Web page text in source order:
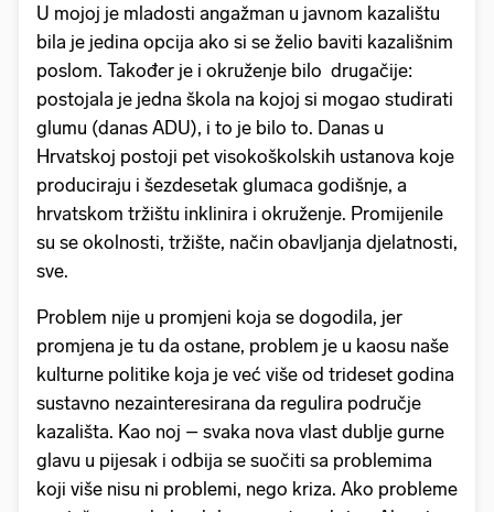
U mojoj je mladosti angažman u javnom kazalištu
bila je jedina opcija ako si se želio baviti kazališnim
poslom. Također je i okruženje bilo drugačije:
postojala je jedna škola na kojoj si mogao studirati
glumu (danas ADU), i to je bilo to. Danas u
Hrvatskoj postoji pet visokoškolskih ustanova koje
produciraju i šezdesetak glumaca godišnje, a
hrvatskom tržištu inklinira i okruženje. Promijenile
su se okolnosti, tržište, način obavljanja djelatnosti,
sve.
Problem nije u promjeni koja se dogodila, jer
promjena je tu da ostane, problem je u kaosu naše
kulturne politike koja je već više od trideset godina
sustavno nezainteresirana da regulira područje
kazališta. Kao noj – svaka nova vlast dublje gurne
glavu u pijesak i odbija se suočiti sa problemima
koji više nisu ni problemi, nego kriza. Ako probleme